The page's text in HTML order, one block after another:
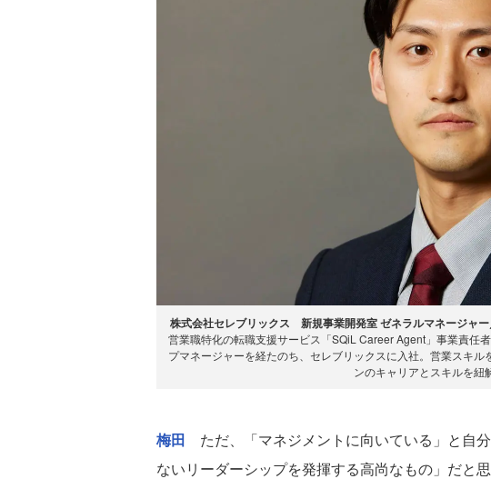
株式会社セレブリックス 新規事業開発室 ゼネラルマネージャ
営業職特化の転職支援サービス「SQiL Career Agent」事業責任
プマネージャーを経たのち、セレブリックスに入社。営業スキ
ンのキャリアとスキルを紐
梅田 ただ、「マネジメントに向いている」と自
ないリーダーシップを発揮する高尚なもの」だと